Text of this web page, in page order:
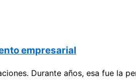
empresarial
Durante años, esa fue la